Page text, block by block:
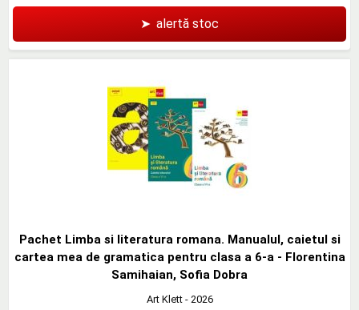
➤ alertă stoc
Pachet Limba si literatura romana. Manualul, caietul si
cartea mea de gramatica pentru clasa a 6-a - Florentina
Samihaian, Sofia Dobra
Art Klett- 2026